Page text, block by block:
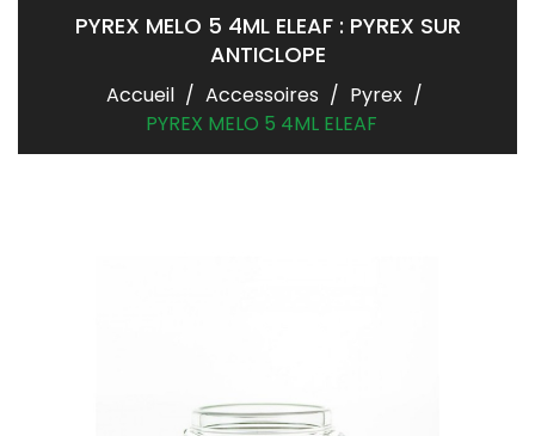
PYREX MELO 5 4ML ELEAF : PYREX SUR
ANTICLOPE
Accueil Accessoires
Pyrex
PYREX MELO 5 4ML ELEAF